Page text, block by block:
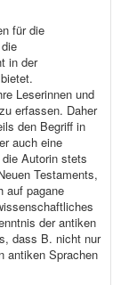
für die
in der
Leserinnen und
erfassen. Daher
den Begriff in
auch eine
Autorin stets
Testaments,
auf pagane
der antiken
dass B. nicht nur
antiken Sprachen